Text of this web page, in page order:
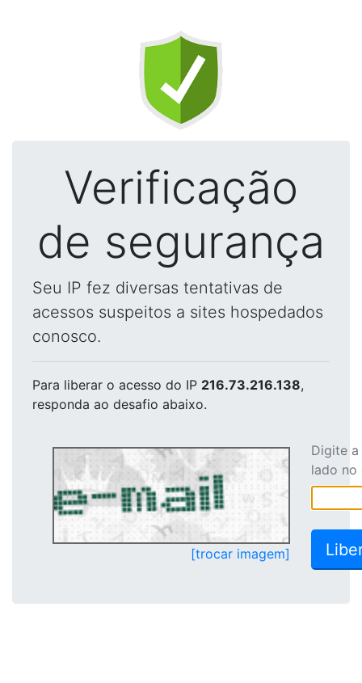
Verificação
de segurança
Seu IP fez diversas tentativas de
acessos suspeitos a sites hospedados
conosco.
Para liberar o acesso do IP 216.73.216.138,
responda ao desafio abaixo.
[trocar imagem]
Digite
lado no